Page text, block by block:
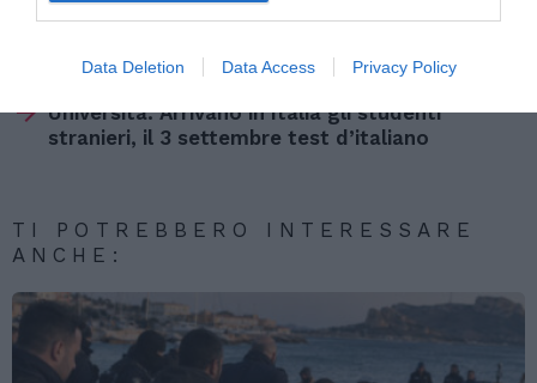
Data Deletion Data Access Privacy Policy
Oltre 300 euro per l’idoneità alloggiativa,
Università. Arrivano in Italia gli studenti
stranieri, il 3 settembre test d’italiano
TI POTREBBERO INTERESSARE
ANCHE: